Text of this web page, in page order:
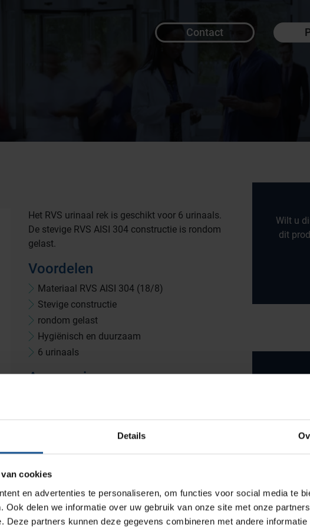
Details
cookies
en advertenties te personaliseren, om functies voor social media te
Ook delen we informatie over uw gebruik van onze site met onze
Deze partners kunnen deze gegevens combineren met andere informatie
Contact
Het RVS urinaal rek is geschikt voor 6 urinaals.
De stevige RVS AISI 304 constructie is rondom
gelast.
Voordelen
Materiaal RVS AISI 304 (18/8)
Stevige constructie
rondom gelast
Hygiënisch en duurzaam
6 urinaals
Accessoires
Wilt u
dit
Productlijnen
Medische afvalverpakkingen
Opslagmogelijkheden
Medische (verzorgings)wagens
Medicijn- en verbandkasten
Werkplekinrichting
Metro
BINBIN
Over